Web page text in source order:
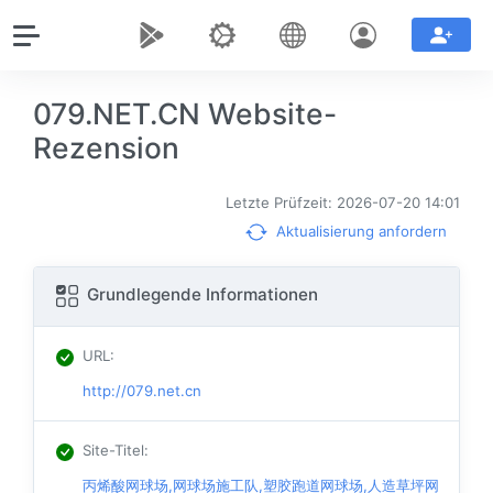
079.NET.CN Website-
Rezension
Letzte Prüfzeit: 2026-07-20 14:01
Aktualisierung anfordern
Grundlegende Informationen
URL:
http://079.net.cn
Site-Titel:
丙烯酸网球场,网球场施工队,塑胶跑道网球场,人造草坪网